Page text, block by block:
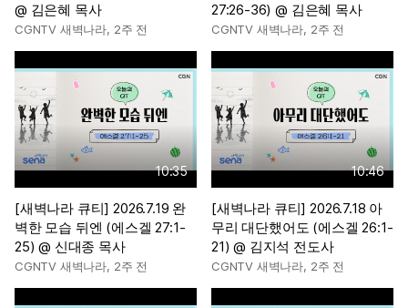
@ 김은혜 목사
CGNTV 새벽나라, 2주 전
27:26-36) @ 김은혜 목사
CGNTV 새벽나라, 2주 전
10:35
[새벽나라 큐티] 2026.7.19 완
벽한 모습 뒤엔 (에스겔 27:1-
25) @ 신대종 목사
CGNTV 새벽나라, 2주 전
10:46
[새벽나라 큐티] 2026.7.18 아
무리 대단했어도 (에스겔 26:1-
21) @ 김지석 전도사
CGNTV 새벽나라, 2주 전